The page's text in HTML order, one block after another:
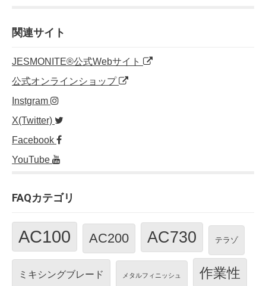
関連サイト
JESMONITE®公式Webサイト
公式オンラインショップ
Instgram
X(Twitter)
Facebook
YouTube
FAQカテゴリ
AC100 AC200 AC730 テラゾ
ミキシングブレード メタルフィニッシュ 作業性